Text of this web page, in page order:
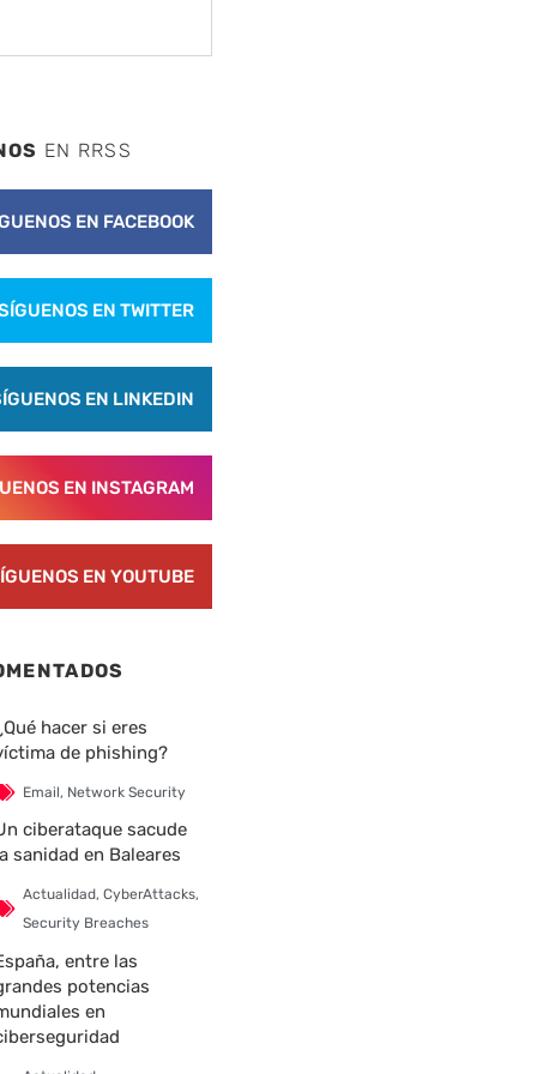
EN RRSS
EN FACEBOOK
EN TWITTER
EN LINKEDIN
EN INSTAGRAM
EN YOUTUBE
hacer si eres
de phishing?
Email, Network Security
ciberataque sacude
sanidad en Baleares
Actualidad, CyberAttacks,
Security Breaches
entre las
potencias
en